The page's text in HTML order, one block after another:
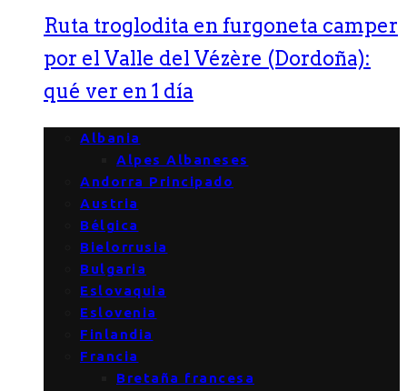
Ruta troglodita en furgoneta camper
por el Valle del Vézère (Dordoña):
qué ver en 1 día
Albania
Alpes Albaneses
Andorra Principado
Austria
Bélgica
Bielorrusia
Bulgaria
Eslovaquia
Eslovenia
Finlandia
Francia
Bretaña francesa